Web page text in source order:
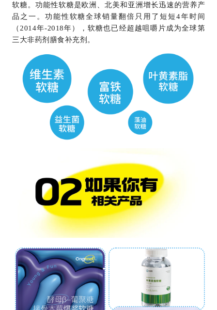
软糖。功能性软糖是欧洲、北美和亚洲增长迅速的营养产
品之一。功能性软糖全球销量翻倍只用了短短4年时间
（2014年-2018年），软糖也已经超越咀嚼片成为全球第
三大非药剂膳食补充剂。
叶黄素脂软糖